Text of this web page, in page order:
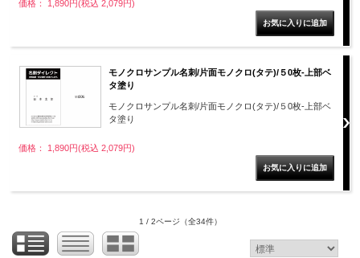
価格： 1,890円(税込 2,079円)
モノクロサンプル名刺/片面モノクロ(タテ)/５0枚-上部ベ
タ塗り
モノクロサンプル名刺/片面モノクロ(タテ)/５0枚-上部ベ
タ塗り
価格： 1,890円(税込 2,079円)
1 / 2ページ （全34件）